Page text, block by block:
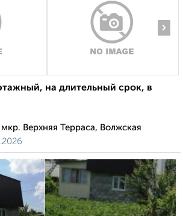
›
на длительный срок, в
Верхняя Терраса, Волжская